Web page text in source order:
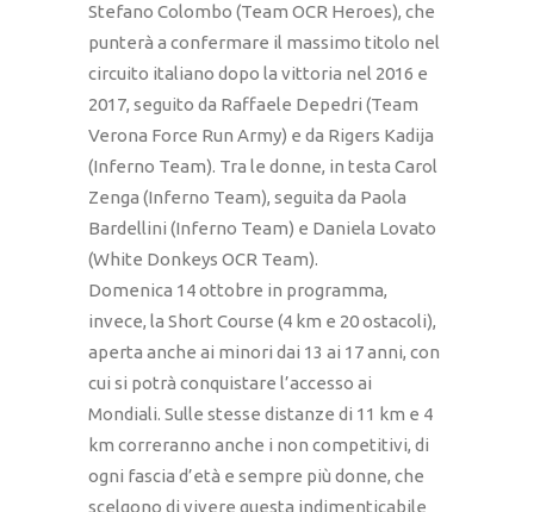
Stefano Colombo (Team OCR Heroes), che
punterà a confermare il massimo titolo nel
circuito italiano dopo la vittoria nel 2016 e
2017, seguito da Raffaele Depedri (Team
Verona Force Run Army) e da Rigers Kadija
(Inferno Team). Tra le donne, in testa Carol
Zenga (Inferno Team), seguita da Paola
Bardellini (Inferno Team) e Daniela Lovato
(White Donkeys OCR Team).
Domenica 14 ottobre in programma,
invece, la Short Course (4 km e 20 ostacoli),
aperta anche ai minori dai 13 ai 17 anni, con
cui si potrà conquistare l’accesso ai
Mondiali. Sulle stesse distanze di 11 km e 4
km correranno anche i non competitivi, di
ogni fascia d’età e sempre più donne, che
scelgono di vivere questa indimenticabile